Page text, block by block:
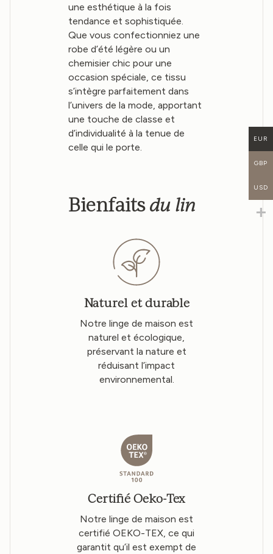
une esthétique à la fois
tendance et sophistiquée.
Que vous confectionniez une
robe d’été légère ou un
chemisier chic pour une
occasion spéciale, ce tissu
s’intègre parfaitement dans
l’univers de la mode, apportant
une touche de classe et
d’individualité à la tenue de
celle qui le porte.
Bienfaitsdu lin
Naturel et durable
Notre linge de maison est
naturel et écologique,
préservant la nature et
réduisant l’impact
environnemental.
Certifié Oeko-Tex
Notre linge de maison est
certifié OEKO-TEX, ce qui
garantit qu’il est exempt de
EUR
GBP
USD